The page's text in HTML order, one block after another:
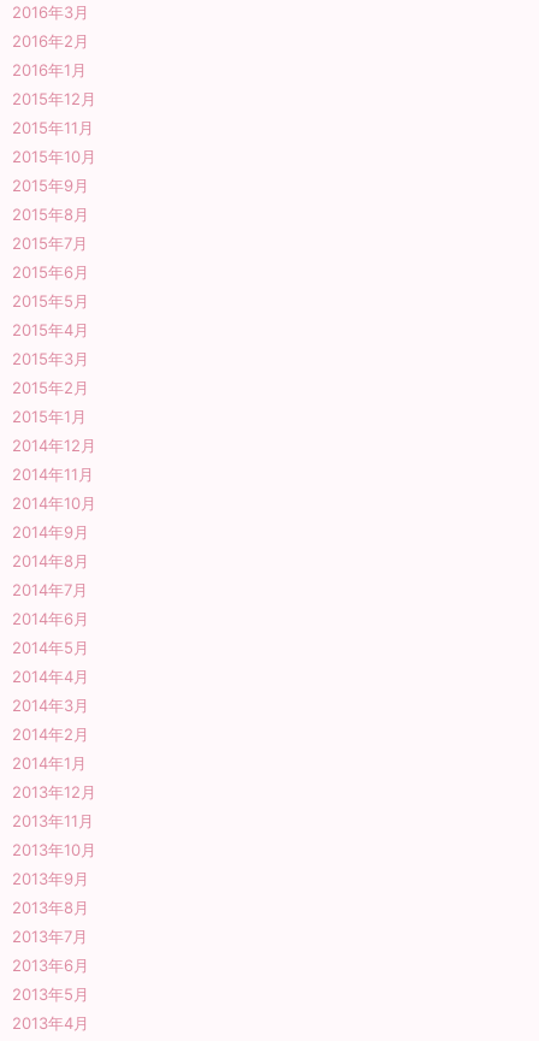
2016年3月
2016年2月
2016年1月
2015年12月
2015年11月
2015年10月
2015年9月
2015年8月
2015年7月
2015年6月
2015年5月
2015年4月
2015年3月
2015年2月
2015年1月
2014年12月
2014年11月
2014年10月
2014年9月
2014年8月
2014年7月
2014年6月
2014年5月
2014年4月
2014年3月
2014年2月
2014年1月
2013年12月
2013年11月
2013年10月
2013年9月
2013年8月
2013年7月
2013年6月
2013年5月
2013年4月